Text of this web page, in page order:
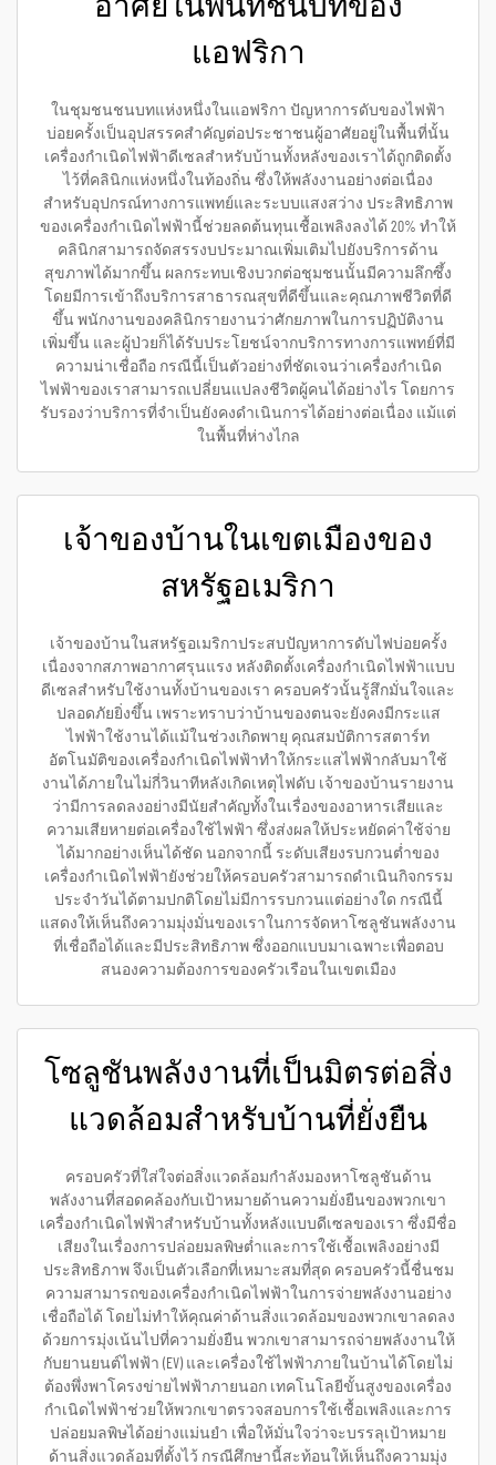
อาศัยในพื้นที่ชนบทของ
แอฟริกา
ในชุมชนชนบทแห่งหนึ่งในแอฟริกา ปัญหาการดับของไฟฟ้า
บ่อยครั้งเป็นอุปสรรคสำคัญต่อประชาชนผู้อาศัยอยู่ในพื้นที่นั้น
เครื่องกำเนิดไฟฟ้าดีเซลสำหรับบ้านทั้งหลังของเราได้ถูกติดตั้ง
ไว้ที่คลินิกแห่งหนึ่งในท้องถิ่น ซึ่งให้พลังงานอย่างต่อเนื่อง
สำหรับอุปกรณ์ทางการแพทย์และระบบแสงสว่าง ประสิทธิภาพ
ของเครื่องกำเนิดไฟฟ้านี้ช่วยลดต้นทุนเชื้อเพลิงลงได้ 20% ทำให้
คลินิกสามารถจัดสรรงบประมาณเพิ่มเติมไปยังบริการด้าน
สุขภาพได้มากขึ้น ผลกระทบเชิงบวกต่อชุมชนนั้นมีความลึกซึ้ง
โดยมีการเข้าถึงบริการสาธารณสุขที่ดีขึ้นและคุณภาพชีวิตที่ดี
ขึ้น พนักงานของคลินิกรายงานว่าศักยภาพในการปฏิบัติงาน
เพิ่มขึ้น และผู้ป่วยก็ได้รับประโยชน์จากบริการทางการแพทย์ที่มี
ความน่าเชื่อถือ กรณีนี้เป็นตัวอย่างที่ชัดเจนว่าเครื่องกำเนิด
ไฟฟ้าของเราสามารถเปลี่ยนแปลงชีวิตผู้คนได้อย่างไร โดยการ
รับรองว่าบริการที่จำเป็นยังคงดำเนินการได้อย่างต่อเนื่อง แม้แต่
ในพื้นที่ห่างไกล
เจ้าของบ้านในเขตเมืองของ
สหรัฐอเมริกา
เจ้าของบ้านในสหรัฐอเมริกาประสบปัญหาการดับไฟบ่อยครั้ง
เนื่องจากสภาพอากาศรุนแรง หลังติดตั้งเครื่องกำเนิดไฟฟ้าแบบ
ดีเซลสำหรับใช้งานทั้งบ้านของเรา ครอบครัวนั้นรู้สึกมั่นใจและ
ปลอดภัยยิ่งขึ้น เพราะทราบว่าบ้านของตนจะยังคงมีกระแส
ไฟฟ้าใช้งานได้แม้ในช่วงเกิดพายุ คุณสมบัติการสตาร์ท
อัตโนมัติของเครื่องกำเนิดไฟฟ้าทำให้กระแสไฟฟ้ากลับมาใช้
งานได้ภายในไม่กี่วินาทีหลังเกิดเหตุไฟดับ เจ้าของบ้านรายงาน
ว่ามีการลดลงอย่างมีนัยสำคัญทั้งในเรื่องของอาหารเสียและ
ความเสียหายต่อเครื่องใช้ไฟฟ้า ซึ่งส่งผลให้ประหยัดค่าใช้จ่าย
ได้มากอย่างเห็นได้ชัด นอกจากนี้ ระดับเสียงรบกวนต่ำของ
เครื่องกำเนิดไฟฟ้ายังช่วยให้ครอบครัวสามารถดำเนินกิจกรรม
ประจำวันได้ตามปกติโดยไม่มีการรบกวนแต่อย่างใด กรณีนี้
แสดงให้เห็นถึงความมุ่งมั่นของเราในการจัดหาโซลูชันพลังงาน
ที่เชื่อถือได้และมีประสิทธิภาพ ซึ่งออกแบบมาเฉพาะเพื่อตอบ
สนองความต้องการของครัวเรือนในเขตเมือง
โซลูชันพลังงานที่เป็นมิตรต่อสิ่ง
แวดล้อมสำหรับบ้านที่ยั่งยืน
ครอบครัวที่ใส่ใจต่อสิ่งแวดล้อมกำลังมองหาโซลูชันด้าน
พลังงานที่สอดคล้องกับเป้าหมายด้านความยั่งยืนของพวกเขา
เครื่องกำเนิดไฟฟ้าสำหรับบ้านทั้งหลังแบบดีเซลของเรา ซึ่งมีชื่อ
เสียงในเรื่องการปล่อยมลพิษต่ำและการใช้เชื้อเพลิงอย่างมี
ประสิทธิภาพ จึงเป็นตัวเลือกที่เหมาะสมที่สุด ครอบครัวนี้ชื่นชม
ความสามารถของเครื่องกำเนิดไฟฟ้าในการจ่ายพลังงานอย่าง
เชื่อถือได้ โดยไม่ทำให้คุณค่าด้านสิ่งแวดล้อมของพวกเขาลดลง
ด้วยการมุ่งเน้นไปที่ความยั่งยืน พวกเขาสามารถจ่ายพลังงานให้
กับยานยนต์ไฟฟ้า (EV) และเครื่องใช้ไฟฟ้าภายในบ้านได้โดยไม่
ต้องพึ่งพาโครงข่ายไฟฟ้าภายนอก เทคโนโลยีขั้นสูงของเครื่อง
กำเนิดไฟฟ้าช่วยให้พวกเขาตรวจสอบการใช้เชื้อเพลิงและการ
ปล่อยมลพิษได้อย่างแม่นยำ เพื่อให้มั่นใจว่าจะบรรลุเป้าหมาย
ด้านสิ่งแวดล้อมที่ตั้งไว้ กรณีศึกษานี้สะท้อนให้เห็นถึงความมุ่ง